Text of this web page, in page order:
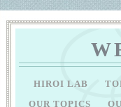
HIROI LAB
OUR TOPICS